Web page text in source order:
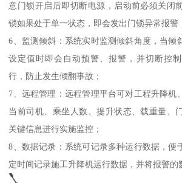
意门锁开启后即切断电源，启动前必须关闭
锁如果处于单一状态，即会发出门锁异常报警
6、监测倾斜：系统实时监测倾斜角度，当倾
设定值时即会自动预警、报警，并切断控
行，防止发生倾翻事故；
7、远程管理：远程管理平台可对工程升降机
当前司机、乘坐人数、提升状态、载重量、
关键信息进行实施监控；
8、数据记录：系统可记录多种运行数据，便
定时间记录施工升降机运行数据，并将报警的